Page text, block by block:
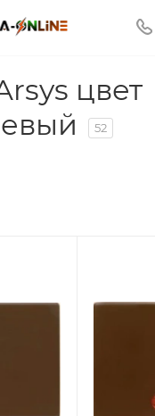
цвет
52